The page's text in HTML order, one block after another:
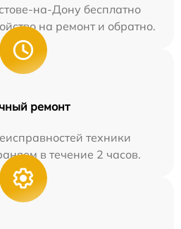
на-Дону бесплатно
на ремонт и обратно.
ремонт
техники
в течение 2 часов.